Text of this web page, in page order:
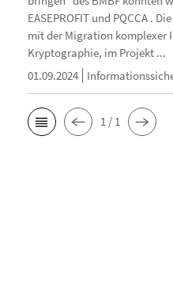
EASEPROFIT und PQCCA .
mit der Migration komplexer
Kryptographie, im Projekt ...
01.09.2024
1 / 1